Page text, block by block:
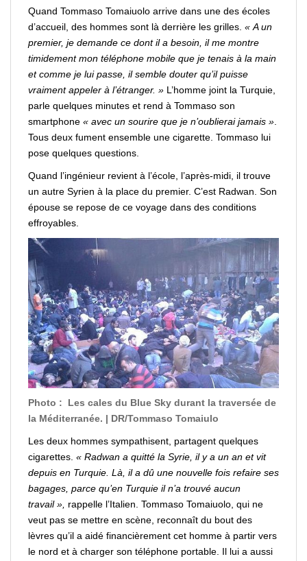
Quand Tommaso Tomaiuolo arrive dans une des écoles
d’accueil, des hommes sont là derrière les grilles. « A un
premier, je demande ce dont il a besoin, il me montre
timidement mon téléphone mobile que je tenais à la main
et comme je lui passe, il semble douter qu’il puisse
vraiment appeler à l’étranger. » L’homme joint la Turquie
parle quelques minutes et rend à Tommaso son
smartphone « avec un sourire que je n’oublierai jamais »
Tous deux fument ensemble une cigarette. Tommaso lui
pose quelques questions
Quand l’ingénieur revient à l’école, l’après-midi, il trouve
un autre Syrien à la place du premier. C’est Radwan. Son
épouse se repose de ce voyage dans des conditions
effroyables.
Photo :
Les cales du Blue Sky durant la traversée de
la Méditerranée. | DR/Tommaso Tomaiulo
Les deux hommes sympathisent, partagent quelques
cigarettes. « Radwan a quitté la Syrie , il y a un an et vit
depuis en Turquie. Là, il a dû une nouvelle fois refaire ses
bagages, parce qu’en Turquie il n’a trouvé aucun
travail », rappelle l’Italien. Tommaso Tomaiuolo, qui ne
veut pas se mettre en scène, reconnaît du bout des
lèvres qu’il a aidé financièrement cet homme à partir vers
le nord et à charger son téléphone portable. Il lui a aussi